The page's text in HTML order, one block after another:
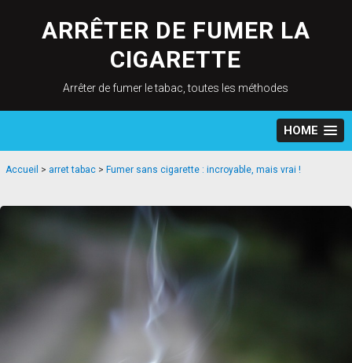
content
ARRÊTER DE FUMER LA
CIGARETTE
Arrêter de fumer le tabac, toutes les méthodes
HOME
Accueil > arret tabac > Fumer sans cigarette : incroyable, mais vrai !